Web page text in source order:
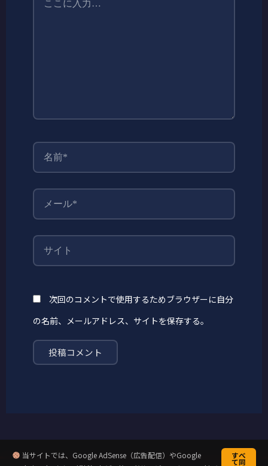
名
*
メ
ル
サ
ト
次回のコメントで使用するためブラウザーに自分
の名前、メールアドレス、サイトを保存する。
当サイトでは、Google AdSense（広告配信）やGoogle
すべ
て同